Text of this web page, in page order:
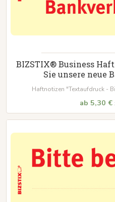
BIZSTIX® Business
Sie unsere neue
Haftnotizen "Textaufdruck -
ab 5,30 €